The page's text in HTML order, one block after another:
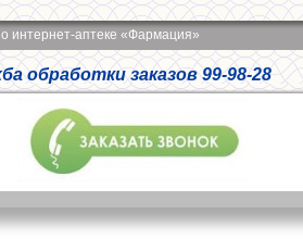
интернет-аптеке «Фармация»
обработки заказов 99-98-28